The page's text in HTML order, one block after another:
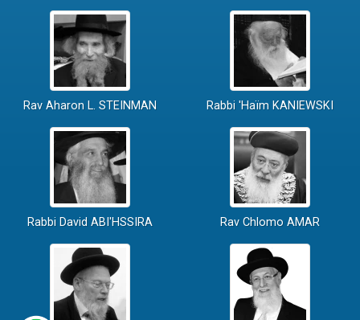
Rav Aharon L. STEINMAN Rabbi 'Haïm KANIEWSKI
Rabbi David ABI'HSSIRA Rav Chlomo AMAR